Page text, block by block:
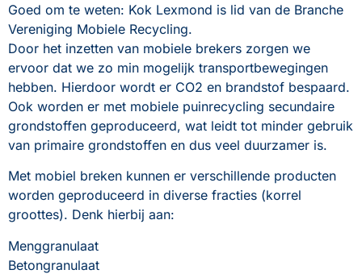
Goed om te weten: Kok Lexmond is lid van de Branche
Vereniging Mobiele Recycling.
Door het inzetten van mobiele brekers zorgen we
ervoor dat we zo min mogelijk transportbewegingen
hebben. Hierdoor wordt er CO2 en brandstof bespaard.
Ook worden er met mobiele puinrecycling secundaire
grondstoffen geproduceerd, wat leidt tot minder gebruik
van primaire grondstoffen en dus veel duurzamer is.
Met mobiel breken kunnen er verschillende producten
worden geproduceerd in diverse fracties (korrel
groottes). Denk hierbij aan:
Menggranulaat
Betongranulaat